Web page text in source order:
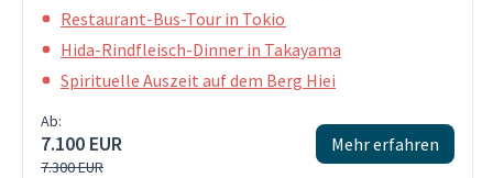
Restaurant-Bus-Tour in Tokio
Hida-Rindfleisch-Dinner in Takayama
Spirituelle Auszeit auf dem Berg Hiei
Ab:
7.100 EUR
7.300 EUR
Mehr erfahren